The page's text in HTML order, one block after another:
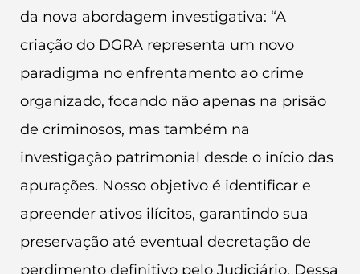
da nova abordagem investigativa: “A
criação do DGRA representa um novo
paradigma no enfrentamento ao crime
organizado, focando não apenas na prisão
de criminosos, mas também na
investigação patrimonial desde o início das
apurações. Nosso objetivo é identificar e
apreender ativos ilícitos, garantindo sua
preservação até eventual decretação de
perdimento definitivo pelo Judiciário. Dessa